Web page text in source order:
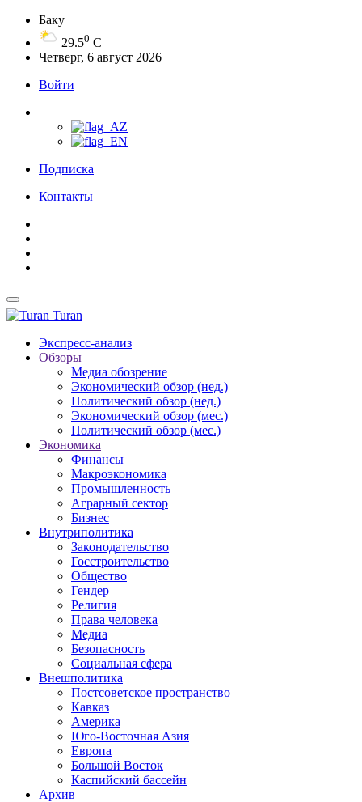
Баку
29.50 C
Четверг, 6 август 2026
Войти
Подписка
Контакты
Turan
Экспресс-анализ
Обзоры
Медиа обозрение
Экономический обзор (нед.)
Политический обзор (нед.)
Экономический обзор (мес.)
Политический обзор (мес.)
Экономика
Финансы
Макроэкономика
Промышленность
Аграрный сектор
Бизнес
Внутриполитика
Законодательство
Госстроительство
Общество
Гендер
Религия
Права человека
Медиа
Безопасность
Социальная сфера
Внешполитика
Постсоветское пространство
Кавказ
Америка
Юго-Восточная Азия
Европа
Большой Восток
Каспийский бассейн
Архив